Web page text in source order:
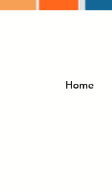
Home